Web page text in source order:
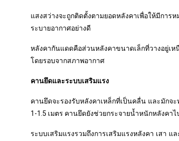
แสงสว่างจะถูกติดตั้งตามยอดหลังคาเพื่อให้มีก
ระบายอากาศอย่างดี
หลังคากันแดดคือส่วนหลังคาขนาดเล็กที่วางอยู่
โดยรอบจากสภาพอากาศ
คานยึดและระบบเสริมแรง
คานยึดจะรองรับหลังคาเหล็กที่เป็นคลื่น และมักจ
1-1.5 เมตร คานยึดยังช่วยกระจายน้ำหนักหลังคา
ระบบเสริมแรงรวมถึงการเสริมแรงหลังคา เสา